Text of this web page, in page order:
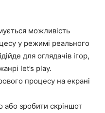
можливість
у режимі реального
для оглядачів ігор,
let’s play.
процесу на екрані
або зробити скріншот